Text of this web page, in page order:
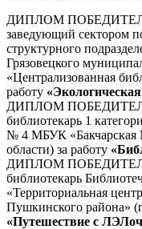
ДИПЛОМ ПОБЕДИТЕЛЯ
заведующий сектором
структурного
Грязовецкого
«Централизованная
работу
ДИПЛОМ ПОБЕДИТЕЛЯ
библиотекарь 1
№ 4 МБУК «Бакчарская
области) за работу
ДИПЛОМ ПОБЕДИТЕЛЯ
библиотекарь
«Территориальная
Пушкинского района»
«Путешествие с